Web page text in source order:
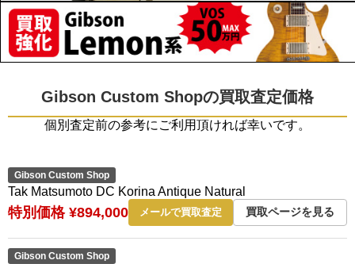
Gibson Custom Shopの買取査定価格
個別査定前の参考にご利用頂ければ幸いです。
Gibson Custom Shop
Tak Matsumoto DC Korina Antique Natural
特別価格 ¥894,000 メールで買取査定 買取ページを見る
Gibson Custom Shop